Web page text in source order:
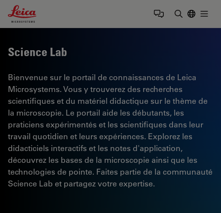
Leica Microsystems Logo
Science Lab
Bienvenue sur le portail de connaissances de Leica
Microsystems. Vous y trouverez des recherches
scientifiques et du matériel didactique sur le thème de
la microscopie. Le portail aide les débutants, les
praticiens expérimentés et les scientifiques dans leur
travail quotidien et leurs expériences. Explorez les
didacticiels interactifs et les notes d'application,
découvrez les bases de la microscopie ainsi que les
technologies de pointe. Faites partie de la communauté
Science Lab et partagez votre expertise.